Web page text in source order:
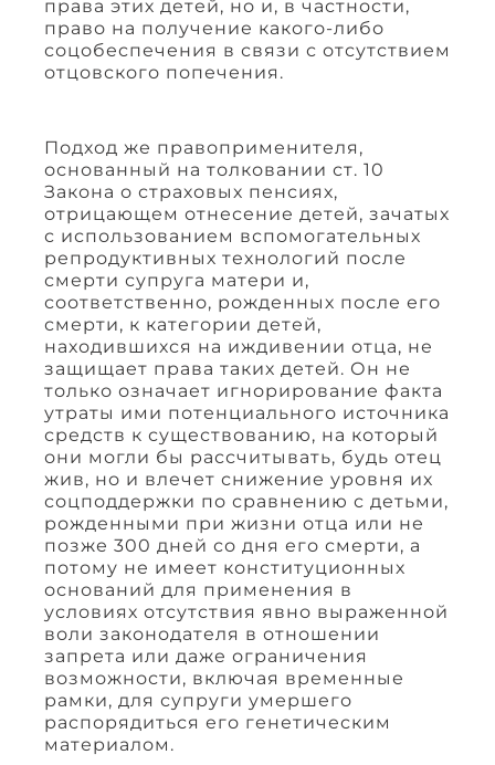
права этих детей, но и, в частности,
право на получение какого-либо
соцобеспечения в связи с отсутствием
отцовского попечения.
Подход же правоприменителя,
основанный на толковании ст. 10
Закона о страховых пенсиях,
отрицающем отнесение детей, зачатых
с использованием вспомогательных
репродуктивных технологий после
смерти супруга матери и,
соответственно, рожденных после его
смерти, к категории детей,
находившихся на иждивении отца, не
защищает права таких детей. Он не
только означает игнорирование факта
утраты ими потенциального источника
средств к существованию, на который
они могли бы рассчитывать, будь отец
жив, но и влечет снижение уровня их
соцподдержки по сравнению с детьми,
рожденными при жизни отца или не
позже 300 дней со дня его смерти, а
потому не имеет конституционных
оснований для применения в
условиях отсутствия явно выраженной
воли законодателя в отношении
запрета или даже ограничения
возможности, включая временные
рамки, для супруги умершего
распорядиться его генетическим
материалом.